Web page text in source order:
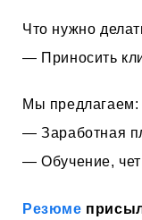
Что нужно
— Приносить
Мы предлагаем:
— Заработная
— Обучение,
Резюме